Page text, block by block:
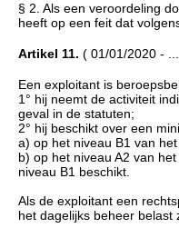
§ 2. Als een veroordeling
heeft op een feit dat
Artikel 11. ( 01/01/2020 -
Een exploitant is
1° hij neemt de activiteit
geval in de statuten;
2° hij beschikt over een
a) op het niveau B1 van
b) op het niveau A2 van
niveau B1 beschikt.
Als de exploitant een
het dagelijks beheer belast